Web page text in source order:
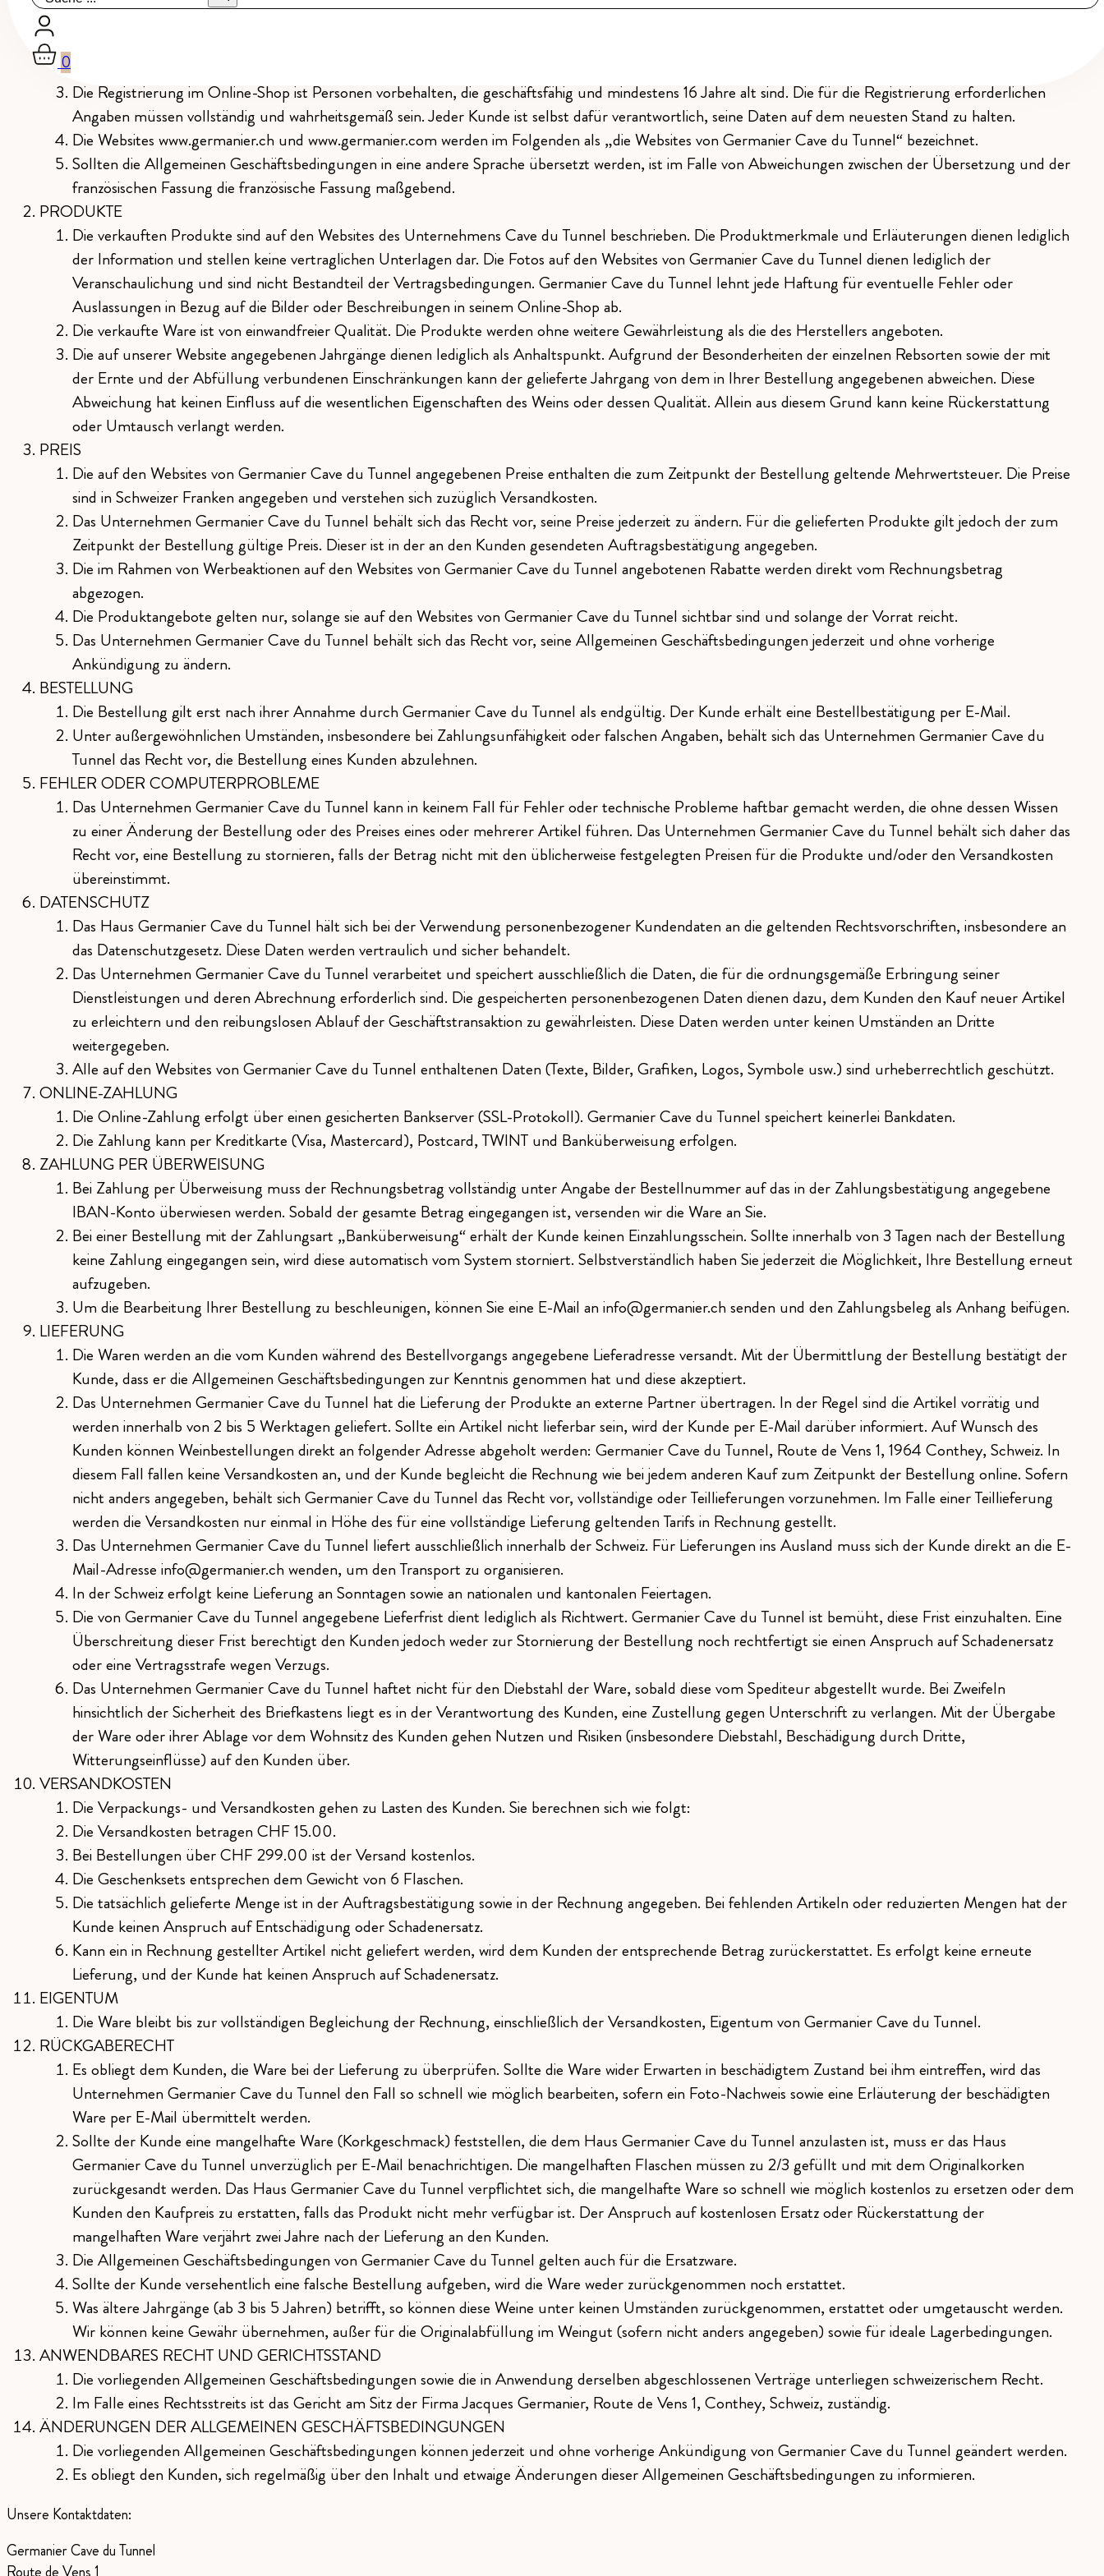
0
Die Registrierung im Online-Shop ist Personen vorbehalten, die geschäftsfähig und mindestens 16 Jahre alt sind. Die für die Registrierung erforderlichen
Angaben müssen vollständig und wahrheitsgemäß sein. Jeder Kunde ist selbst dafür verantwortlich, seine Daten auf dem neuesten Stand zu halten.
Die Websites www.germanier.ch und www.germanier.com werden im Folgenden als „die Websites von Germanier Cave du Tunnel“ bezeichnet.
Sollten die Allgemeinen Geschäftsbedingungen in eine andere Sprache übersetzt werden, ist im Falle von Abweichungen zwischen der Übersetzung und der
französischen Fassung die französische Fassung maßgebend.
PRODUKTE
Die verkauften Produkte sind auf den Websites des Unternehmens Cave du Tunnel beschrieben. Die Produktmerkmale und Erläuterungen dienen lediglich
der Information und stellen keine vertraglichen Unterlagen dar. Die Fotos auf den Websites von Germanier Cave du Tunnel dienen lediglich der
Veranschaulichung und sind nicht Bestandteil der Vertragsbedingungen. Germanier Cave du Tunnel lehnt jede Haftung für eventuelle Fehler oder
Auslassungen in Bezug auf die Bilder oder Beschreibungen in seinem Online-Shop ab.
Die verkaufte Ware ist von einwandfreier Qualität. Die Produkte werden ohne weitere Gewährleistung als die des Herstellers angeboten.
Die auf unserer Website angegebenen Jahrgänge dienen lediglich als Anhaltspunkt. Aufgrund der Besonderheiten der einzelnen Rebsorten sowie der mit
der Ernte und der Abfüllung verbundenen Einschränkungen kann der gelieferte Jahrgang von dem in Ihrer Bestellung angegebenen abweichen. Diese
Abweichung hat keinen Einfluss auf die wesentlichen Eigenschaften des Weins oder dessen Qualität. Allein aus diesem Grund kann keine Rückerstattung
oder Umtausch verlangt werden.
PREIS
Die auf den Websites von Germanier Cave du Tunnel angegebenen Preise enthalten die zum Zeitpunkt der Bestellung geltende Mehrwertsteuer. Die Preise
sind in Schweizer Franken angegeben und verstehen sich zuzüglich Versandkosten.
Das Unternehmen Germanier Cave du Tunnel behält sich das Recht vor, seine Preise jederzeit zu ändern. Für die gelieferten Produkte gilt jedoch der zum
Zeitpunkt der Bestellung gültige Preis. Dieser ist in der an den Kunden gesendeten Auftragsbestätigung angegeben.
Die im Rahmen von Werbeaktionen auf den Websites von Germanier Cave du Tunnel angebotenen Rabatte werden direkt vom Rechnungsbetrag
abgezogen.
Die Produktangebote gelten nur, solange sie auf den Websites von Germanier Cave du Tunnel sichtbar sind und solange der Vorrat reicht.
Das Unternehmen Germanier Cave du Tunnel behält sich das Recht vor, seine Allgemeinen Geschäftsbedingungen jederzeit und ohne vorherige
Ankündigung zu ändern.
BESTELLUNG
Die Bestellung gilt erst nach ihrer Annahme durch Germanier Cave du Tunnel als endgültig. Der Kunde erhält eine Bestellbestätigung per E-Mail.
Unter außergewöhnlichen Umständen, insbesondere bei Zahlungsunfähigkeit oder falschen Angaben, behält sich das Unternehmen Germanier Cave du
Tunnel das Recht vor, die Bestellung eines Kunden abzulehnen.
FEHLER ODER COMPUTERPROBLEME
Das Unternehmen Germanier Cave du Tunnel kann in keinem Fall für Fehler oder technische Probleme haftbar gemacht werden, die ohne dessen Wissen
zu einer Änderung der Bestellung oder des Preises eines oder mehrerer Artikel führen. Das Unternehmen Germanier Cave du Tunnel behält sich daher das
Recht vor, eine Bestellung zu stornieren, falls der Betrag nicht mit den üblicherweise festgelegten Preisen für die Produkte und/oder den Versandkosten
übereinstimmt.
DATENSCHUTZ
Das Haus Germanier Cave du Tunnel hält sich bei der Verwendung personenbezogener Kundendaten an die geltenden Rechtsvorschriften, insbesondere an
das Datenschutzgesetz. Diese Daten werden vertraulich und sicher behandelt.
Das Unternehmen Germanier Cave du Tunnel verarbeitet und speichert ausschließlich die Daten, die für die ordnungsgemäße Erbringung seiner
Dienstleistungen und deren Abrechnung erforderlich sind. Die gespeicherten personenbezogenen Daten dienen dazu, dem Kunden den Kauf neuer Artikel
zu erleichtern und den reibungslosen Ablauf der Geschäftstransaktion zu gewährleisten. Diese Daten werden unter keinen Umständen an Dritte
weitergegeben.
Alle auf den Websites von Germanier Cave du Tunnel enthaltenen Daten (Texte, Bilder, Grafiken, Logos, Symbole usw.) sind urheberrechtlich geschützt.
ONLINE-ZAHLUNG
Die Online-Zahlung erfolgt über einen gesicherten Bankserver (SSL-Protokoll). Germanier Cave du Tunnel speichert keinerlei Bankdaten.
Die Zahlung kann per Kreditkarte (Visa, Mastercard), Postcard, TWINT und Banküberweisung erfolgen.
ZAHLUNG PER ÜBERWEISUNG
Bei Zahlung per Überweisung muss der Rechnungsbetrag vollständig unter Angabe der Bestellnummer auf das in der Zahlungsbestätigung angegebene
IBAN-Konto überwiesen werden. Sobald der gesamte Betrag eingegangen ist, versenden wir die Ware an Sie.
Bei einer Bestellung mit der Zahlungsart „Banküberweisung“ erhält der Kunde keinen Einzahlungsschein. Sollte innerhalb von 3 Tagen nach der Bestellung
keine Zahlung eingegangen sein, wird diese automatisch vom System storniert. Selbstverständlich haben Sie jederzeit die Möglichkeit, Ihre Bestellung erneut
aufzugeben.
Um die Bearbeitung Ihrer Bestellung zu beschleunigen, können Sie eine E-Mail an info@germanier.ch senden und den Zahlungsbeleg als Anhang beifügen.
LIEFERUNG
Die Waren werden an die vom Kunden während des Bestellvorgangs angegebene Lieferadresse versandt. Mit der Übermittlung der Bestellung bestätigt der
Kunde, dass er die Allgemeinen Geschäftsbedingungen zur Kenntnis genommen hat und diese akzeptiert.
Das Unternehmen Germanier Cave du Tunnel hat die Lieferung der Produkte an externe Partner übertragen. In der Regel sind die Artikel vorrätig und
werden innerhalb von 2 bis 5 Werktagen geliefert. Sollte ein Artikel nicht lieferbar sein, wird der Kunde per E-Mail darüber informiert. Auf Wunsch des
Kunden können Weinbestellungen direkt an folgender Adresse abgeholt werden: Germanier Cave du Tunnel, Route de Vens 1, 1964 Conthey, Schweiz. In
diesem Fall fallen keine Versandkosten an, und der Kunde begleicht die Rechnung wie bei jedem anderen Kauf zum Zeitpunkt der Bestellung online. Sofern
nicht anders angegeben, behält sich Germanier Cave du Tunnel das Recht vor, vollständige oder Teillieferungen vorzunehmen. Im Falle einer Teillieferung
werden die Versandkosten nur einmal in Höhe des für eine vollständige Lieferung geltenden Tarifs in Rechnung gestellt.
Das Unternehmen Germanier Cave du Tunnel liefert ausschließlich innerhalb der Schweiz. Für Lieferungen ins Ausland muss sich der Kunde direkt an die E-
Mail-Adresse info@germanier.ch wenden, um den Transport zu organisieren.
In der Schweiz erfolgt keine Lieferung an Sonntagen sowie an nationalen und kantonalen Feiertagen.
Die von Germanier Cave du Tunnel angegebene Lieferfrist dient lediglich als Richtwert. Germanier Cave du Tunnel ist bemüht, diese Frist einzuhalten. Eine
Überschreitung dieser Frist berechtigt den Kunden jedoch weder zur Stornierung der Bestellung noch rechtfertigt sie einen Anspruch auf Schadenersatz
oder eine Vertragsstrafe wegen Verzugs.
Das Unternehmen Germanier Cave du Tunnel haftet nicht für den Diebstahl der Ware, sobald diese vom Spediteur abgestellt wurde. Bei Zweifeln
hinsichtlich der Sicherheit des Briefkastens liegt es in der Verantwortung des Kunden, eine Zustellung gegen Unterschrift zu verlangen. Mit der Übergabe
der Ware oder ihrer Ablage vor dem Wohnsitz des Kunden gehen Nutzen und Risiken (insbesondere Diebstahl, Beschädigung durch Dritte,
Witterungseinflüsse) auf den Kunden über.
VERSANDKOSTEN
Die Verpackungs- und Versandkosten gehen zu Lasten des Kunden. Sie berechnen sich wie folgt:
Die Versandkosten betragen CHF 15.00.
Bei Bestellungen über CHF 299.00 ist der Versand kostenlos.
Die Geschenksets entsprechen dem Gewicht von 6 Flaschen.
Die tatsächlich gelieferte Menge ist in der Auftragsbestätigung sowie in der Rechnung angegeben. Bei fehlenden Artikeln oder reduzierten Mengen hat der
Kunde keinen Anspruch auf Entschädigung oder Schadenersatz.
Kann ein in Rechnung gestellter Artikel nicht geliefert werden, wird dem Kunden der entsprechende Betrag zurückerstattet. Es erfolgt keine erneute
Lieferung, und der Kunde hat keinen Anspruch auf Schadenersatz.
EIGENTUM
Die Ware bleibt bis zur vollständigen Begleichung der Rechnung, einschließlich der Versandkosten, Eigentum von Germanier Cave du Tunnel.
RÜCKGABERECHT
Es obliegt dem Kunden, die Ware bei der Lieferung zu überprüfen. Sollte die Ware wider Erwarten in beschädigtem Zustand bei ihm eintreffen, wird das
Unternehmen Germanier Cave du Tunnel den Fall so schnell wie möglich bearbeiten, sofern ein Foto-Nachweis sowie eine Erläuterung der beschädigten
Ware per E-Mail übermittelt werden.
Sollte der Kunde eine mangelhafte Ware (Korkgeschmack) feststellen, die dem Haus Germanier Cave du Tunnel anzulasten ist, muss er das Haus
Germanier Cave du Tunnel unverzüglich per E-Mail benachrichtigen. Die mangelhaften Flaschen müssen zu 2/3 gefüllt und mit dem Originalkorken
zurückgesandt werden. Das Haus Germanier Cave du Tunnel verpflichtet sich, die mangelhafte Ware so schnell wie möglich kostenlos zu ersetzen oder dem
Kunden den Kaufpreis zu erstatten, falls das Produkt nicht mehr verfügbar ist. Der Anspruch auf kostenlosen Ersatz oder Rückerstattung der
mangelhaften Ware verjährt zwei Jahre nach der Lieferung an den Kunden.
Die Allgemeinen Geschäftsbedingungen von Germanier Cave du Tunnel gelten auch für die Ersatzware.
Sollte der Kunde versehentlich eine falsche Bestellung aufgeben, wird die Ware weder zurückgenommen noch erstattet.
Was ältere Jahrgänge (ab 3 bis 5 Jahren) betrifft, so können diese Weine unter keinen Umständen zurückgenommen, erstattet oder umgetauscht werden.
Wir können keine Gewähr übernehmen, außer für die Originalabfüllung im Weingut (sofern nicht anders angegeben) sowie für ideale Lagerbedingungen.
ANWENDBARES RECHT UND GERICHTSSTAND
Die vorliegenden Allgemeinen Geschäftsbedingungen sowie die in Anwendung derselben abgeschlossenen Verträge unterliegen schweizerischem Recht.
Im Falle eines Rechtsstreits ist das Gericht am Sitz der Firma Jacques Germanier, Route de Vens 1, Conthey, Schweiz, zuständig.
ÄNDERUNGEN DER ALLGEMEINEN GESCHÄFTSBEDINGUNGEN
Die vorliegenden Allgemeinen Geschäftsbedingungen können jederzeit und ohne vorherige Ankündigung von Germanier Cave du Tunnel geändert werden.
Es obliegt den Kunden, sich regelmäßig über den Inhalt und etwaige Änderungen dieser Allgemeinen Geschäftsbedingungen zu informieren.
Unsere Kontaktdaten:
Germanier Cave du Tunnel
Route de Vens 1